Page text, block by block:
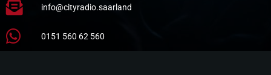
info@cityradio.saarland
0151 560 62 560